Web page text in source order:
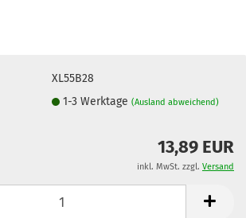
XL55B28
1-3 Werktage(Ausland abweichend)
13,89 EUR
inkl. MwSt. zzgl. Versand